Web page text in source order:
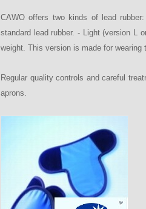
CAWO offers two kinds of lead
standard lead rubber. - Light (version L
weight. This version is made for wearing
Regular quality controls and careful
aprons.